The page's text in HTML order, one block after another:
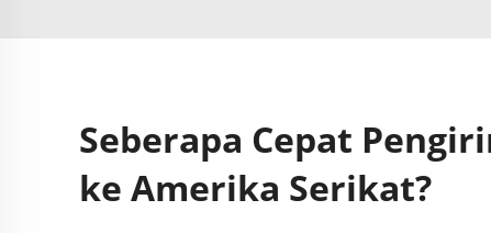
Seberapa Cepat
ke Amerika Serikat?